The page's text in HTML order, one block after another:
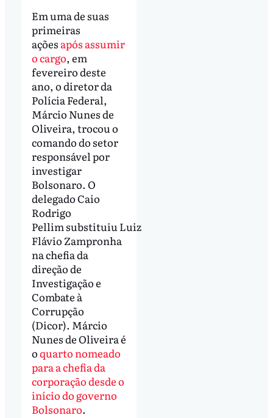
Em uma de suas
primeiras
ações após assumir
o cargo, em
fevereiro deste
ano, o diretor da
Polícia Federal,
Márcio Nunes de
Oliveira, trocou o
comando do setor
responsável por
investigar
Bolsonaro. O
delegado Caio
Rodrigo
Pellim substituiu Luiz
Flávio Zampronha
na chefia da
direção de
Investigação e
Combate à
Corrupção
(Dicor). Márcio
Nunes de Oliveira é
oquarto nomeado
para a chefia da
corporação desde o
início do governo
Bolsonaro.